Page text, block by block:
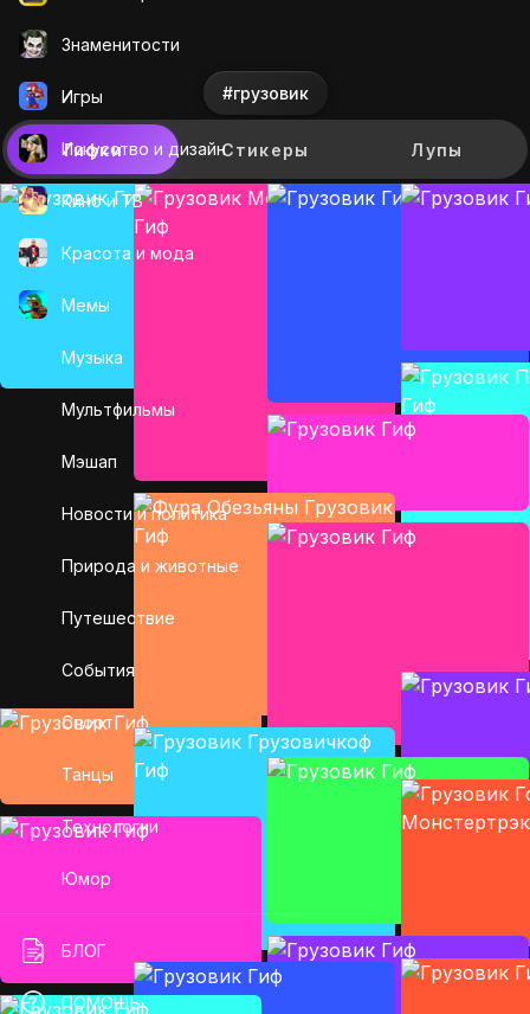
Знаменитости
Игры
Искусcтво и дизайн
Кино и ТВ
Красота и мода
Мемы
Музыка
Мультфильмы
Мэшап
Новости и политика
Природа и животные
Путешествие
События
Спорт
Танцы
Технологии
Юмор
БЛОГ
ПОМОЩЬ
#грузовик
Гифки Стикеры Лупы